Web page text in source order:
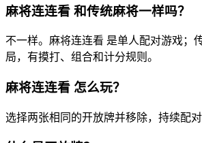
麻将连连看 和传统麻将一样吗？
不一样。麻将连连看 是单人配对游戏；
局，有摸打、组合和计分规则。
麻将连连看 怎么玩？
选择两张相同的开放牌并移除，持续配对